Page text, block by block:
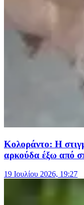
Κολοράντο: Η
αρκούδα έξω από
19 Ιουλίου 2026, 19:27